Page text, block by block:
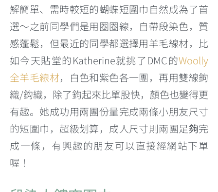
解簡單、需時較短的蝴蝶短圍巾自然成為了首
選～之前同學們是用圈圈線，自帶段染色，質
感蓬鬆，但最近的同學都選擇用羊毛線材，比
如今天貼堂的Katherine就挑了DMC的Woolly
全羊毛線材，白色和紫色各一團，再用雙線鉤
織/鈎織，除了鉤起來比單股快，顏色也變得更
有趣。她成功用兩團份量完成兩條小朋友尺寸
的短圍巾，超級划算，成人尺寸則兩團足夠完
成一條，有興趣的朋友可以直接經網站下單
喔！